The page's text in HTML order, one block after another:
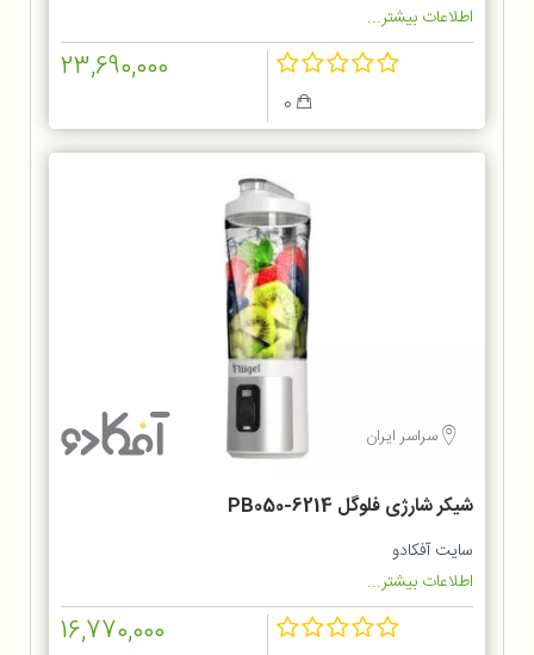
اطلاعات بیشتر...
23,690,000
سراسر ایران
شیکر شارژی فلوگل PB050-6214
سایت آفکادو
اطلاعات بیشتر...
16,770,000